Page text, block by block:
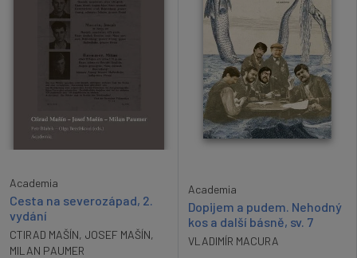
Academia
Cesta na severozápad, 2.
vydání
CTIRAD MAŠÍN, JOSEF MAŠÍN,
MILAN PAUMER
Academia
Dopijem a pudem. Nehodný
kos a další básně, sv. 7
VLADIMÍR MACURA